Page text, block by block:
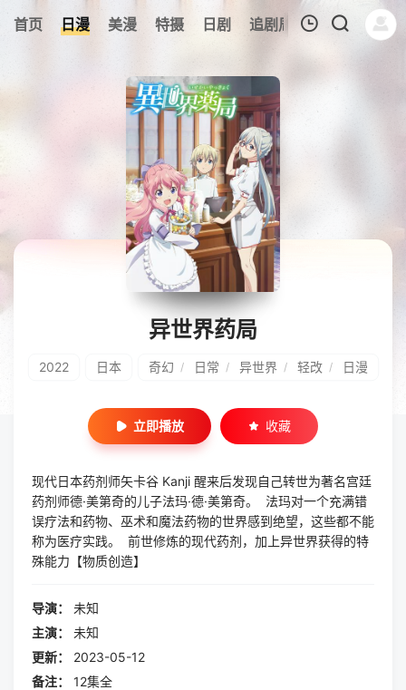
首页 日漫 美漫 特摄 日剧 追剧周表 今日更新
暂无观看影片的记录
异世界药局
2022 日本 奇幻 / 日常 / 异世界 / 轻改 / 日漫
立即播放 收藏
现代日本药剂师矢卡谷 Kanji 醒来后发现自己转世为著名宫廷
药剂师德·美第奇的儿子法玛·德·美第奇。 法玛对一个充满错
误疗法和药物、巫术和魔法药物的世界感到绝望，这些都不能
称为医疗实践。 前世修炼的现代药剂，加上异世界获得的特
殊能力【物质创造】
导演：
未知
主演：
未知
更新：
2023-05-12
备注：
12集全